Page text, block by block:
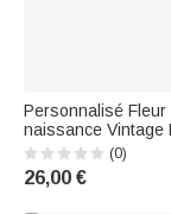
Personnalisé Fleur
naissance Vintage
femme en cuir PU
bracelet et nom
Cadeau pour
(0)
26,00 €